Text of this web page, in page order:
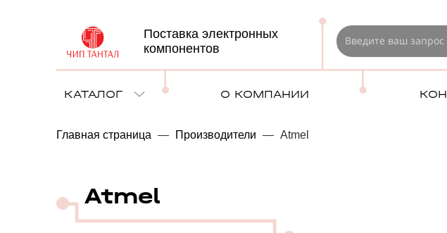
Поставка электронных
компонентов
КАТАЛОГ О КОМПАНИИ
Главная страница — Производители — Atmel
Atmel